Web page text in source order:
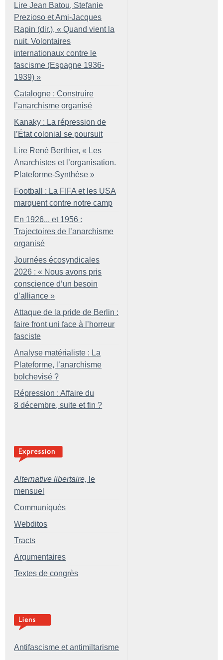
Lire Jean Batou, Stefanie
Prezioso et Ami-Jacques
Rapin (dir.), « Quand vient la
nuit. Volontaires
internationaux contre le
fascisme (Espagne 1936-
1939) »
Catalogne : Construire
l’anarchisme organisé
Kanaky : La répression de
l’État colonial se poursuit
Lire René Berthier, « Les
Anarchistes et l’organisation.
Plateforme-Synthèse »
Football : La FIFA et les USA
marquent contre notre camp
En 1926... et 1956 :
Trajectoires de l’anarchisme
organisé
Journées écosyndicales
2026 : « Nous avons pris
conscience d’un besoin
d’alliance »
Attaque de la pride de Berlin :
faire front uni face à l’horreur
fasciste
Analyse matérialiste : La
Plateforme, l’anarchisme
bolchevisé ?
Répression : Affaire du
8 décembre, suite et fin ?
Alternative libertaire, le
mensuel
Communiqués
Webditos
Tracts
Argumentaires
Textes de congrès
Antifascisme et antimiltarisme